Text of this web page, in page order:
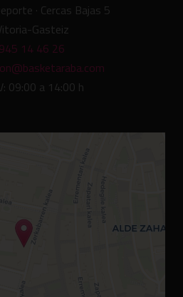
· Cercas Bajas 5
Gasteiz
945 14 46 26
09:00 a 14:00 h